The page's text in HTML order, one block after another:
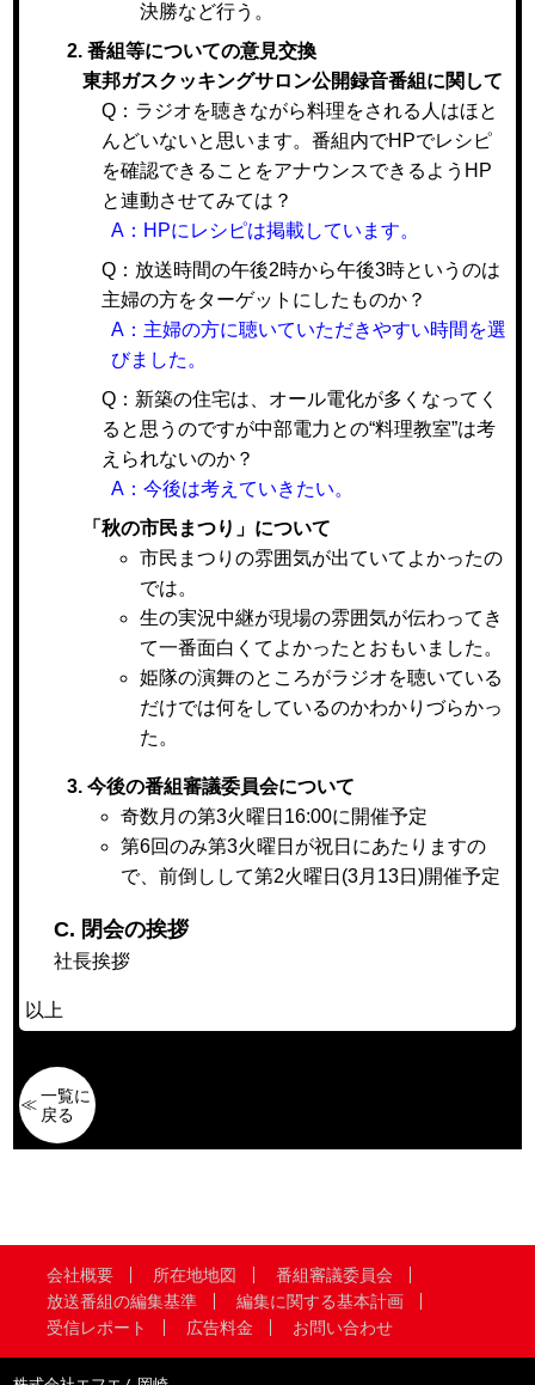
決勝など行う。
2. 番組等についての意見交換
東邦ガスクッキングサロン公開録音番組に関して
Q：ラジオを聴きながら料理をされる人はほと
んどいないと思います。番組内でHPでレシピ
を確認できることをアナウンスできるようHP
と連動させてみては？
A：HPにレシピは掲載しています。
Q：放送時間の午後2時から午後3時というのは
主婦の方をターゲットにしたものか？
A：主婦の方に聴いていただきやすい時間を選
びました。
Q：新築の住宅は、オール電化が多くなってく
ると思うのですが中部電力との“料理教室”は考
えられないのか？
A：今後は考えていきたい。
「秋の市民まつり」について
市民まつりの雰囲気が出ていてよかったの
では。
生の実況中継が現場の雰囲気が伝わってき
て一番面白くてよかったとおもいました。
姫隊の演舞のところがラジオを聴いている
だけでは何をしているのかわかりづらかっ
た。
3. 今後の番組審議委員会について
奇数月の第3火曜日16:00に開催予定
第6回のみ第3火曜日が祝日にあたりますの
で、前倒しして第2火曜日(3月13日)開催予定
C. 閉会の挨拶
社長挨拶
以上
一覧に
戻る
会社概要 所在地地図
番組審議委員会
放送番組の編集基準
編集に関する基本計画
受信レポート
広告料金 お問い合わせ